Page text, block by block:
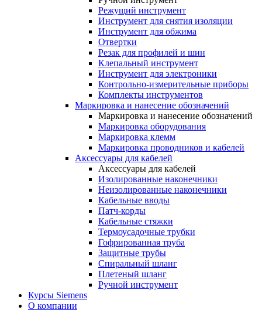
Режущий инструмент
Инструмент для снятия изоляции
Инструмент для обжима
Отвертки
Резак для профилей и шин
Клепальный инструмент
Инструмент для электроники
Контрольно-измерительные приборы
Комплекты инструментов
Маркировка и нанесение обозначений
Маркировка и нанесение обозначений
Маркировка оборудования
Маркировка клемм
Маркировка проводников и кабелей
Аксессуары для кабелей
Аксессуары для кабелей
Изолированные наконечники
Неизолированные наконечники
Кабельные вводы
Патч-корды
Кабельные стяжки
Термоусадочные трубки
Гофрированная труба
Защитные трубы
Спиральный шланг
Плетеный шланг
Ручной инструмент
Курсы Siemens
О компании